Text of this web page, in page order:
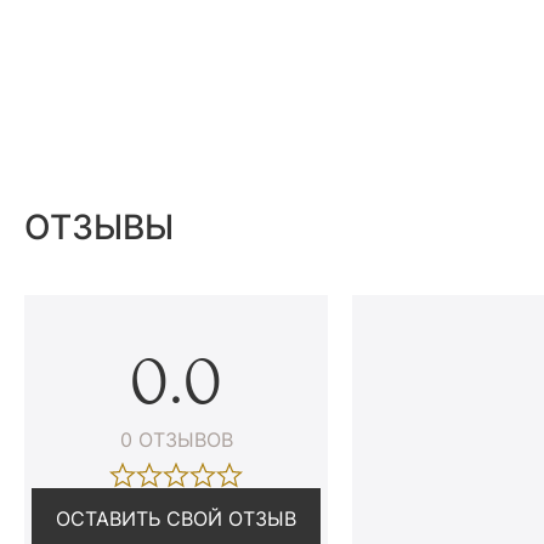
ОТЗЫВЫ
0.0
0 ОТЗЫВОВ
ОСТАВИТЬ СВОЙ ОТЗЫВ